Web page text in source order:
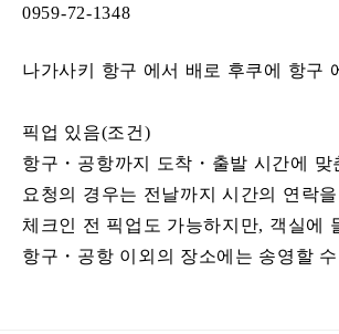
0959-72-1348
나가사키 항구 에서 배로 후쿠에 항구
픽업 있음(조건)
항구・공항까지 도착・출발 시간에
요청의 경우는 전날까지 시간의 연락
체크인 전 픽업도 가능하지만, 객실에
항구・공항 이외의 장소에는 송영할